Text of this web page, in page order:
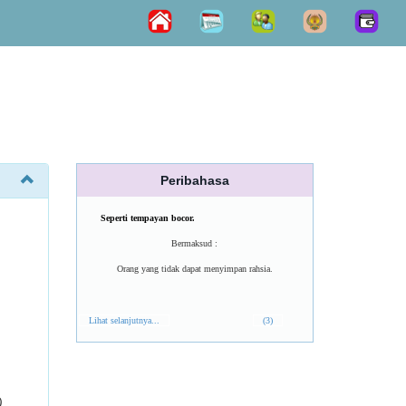
Peribahasa
Seperti tempayan bocor.
Bermaksud :
Orang yang tidak dapat menyimpan rahsia.
Lihat selanjutnya... (3)